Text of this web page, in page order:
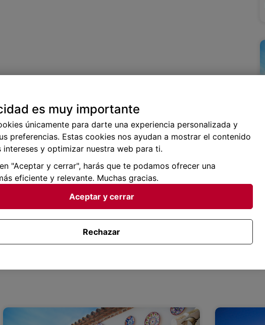
es muy importante
únicamente para darte una experiencia personalizada y
preferencias. Estas cookies nos ayudan a mostrar el contenido
intereses y optimizar nuestra web para ti.
"Aceptar y cerrar", harás que te podamos ofrecer una
eficiente y relevante. Muchas gracias.
Aceptar y cerrar
Rechazar